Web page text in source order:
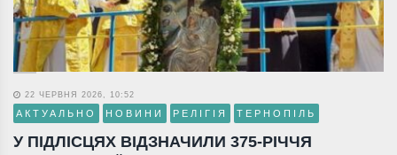
22 ЧЕРВНЯ 2026, 10:52
АКТУАЛЬНО НОВИНИ РЕЛІГІЯ ТЕРНОПІЛЬ
У ПІДЛІСЦЯХ ВІДЗНАЧИЛИ 375-РІЧЧЯ